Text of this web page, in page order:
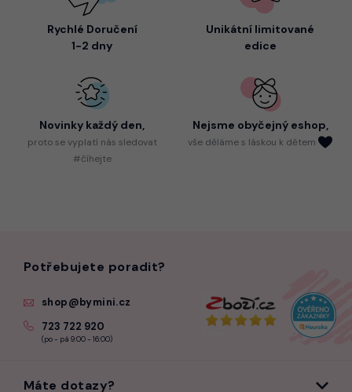
Rychlé Doručení
1-2 dny
Unikátní limitované
edice
Novinky každý den,
protose vyplatí nás sledovat
#číhejte
Nejsme obyčejný eshop,
vše děláme s láskou k dětem
Potřebujete poradit?
shop@bymini.cz
723 722 920
(po - pá 9:00 - 16:00)
Máte dotazy?